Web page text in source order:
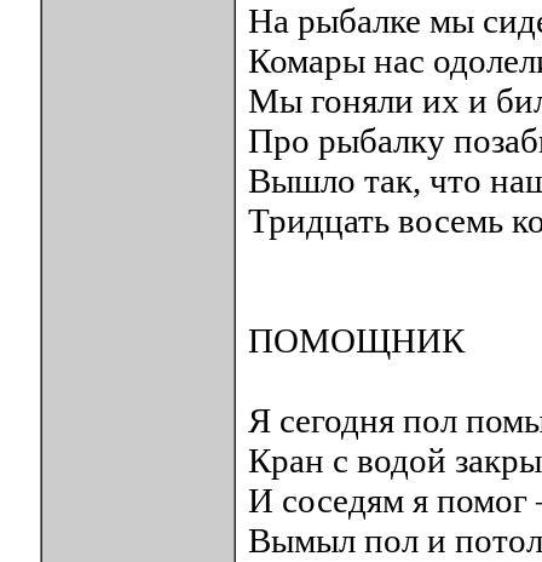
На рыбалке мы
Комары нас
Мы гоняли их и
Про рыбалку
Вышло так, что
Тридцать восемь
ПОМОЩНИК
Я сегодня пол
Кран с водой
И соседям я помог
Вымыл пол и